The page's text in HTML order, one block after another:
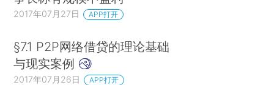
2017年07月27日 APP打开
§7.1 P2P网络借贷的理论基础
与现实案例
2017年07月26日 APP打开